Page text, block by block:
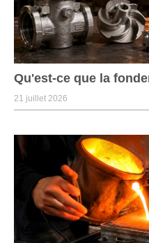
Qu'est-ce que la
21 juillet 2026